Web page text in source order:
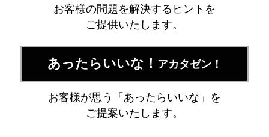
お客様の問題を解決するヒントを
ご提供いたします。
あったらいいな！ アカタゼン！
お客様が思う「あったらいいな」を
ご提案いたします。